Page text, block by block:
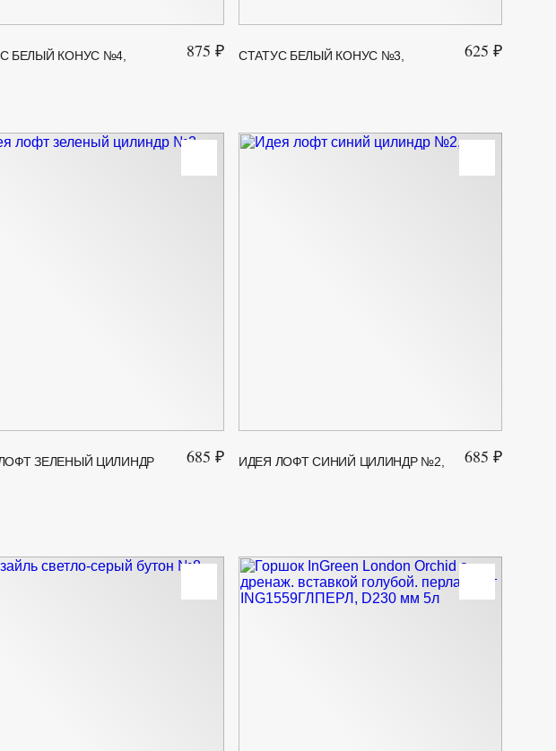
БЕЛЫЙ КОНУС №4, 875 ₽ СТАТУС БЕЛЫЙ КОНУС №3, 625 ₽
ЗЕЛЕНЫЙ ЦИЛИНДР
685 ₽ ИДЕЯ ЛОФТ СИНИЙ ЦИЛИНДР №2, 685 ₽